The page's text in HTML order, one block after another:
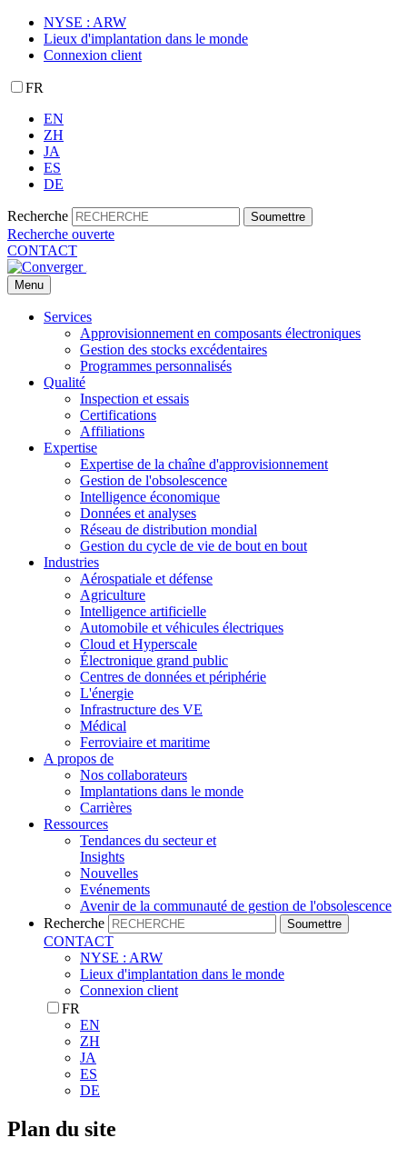
NYSE : ARW
Lieux d'implantation dans le monde
Connexion client
FR
EN
ZH
JA
ES
DE
Recherche Soumettre
Recherche ouverte
CONTACT
Menu
Services
Approvisionnement en composants électroniques
Gestion des stocks excédentaires
Programmes personnalisés
Qualité
Inspection et essais
Certifications
Affiliations
Expertise
Expertise de la chaîne d'approvisionnement
Gestion de l'obsolescence
Intelligence économique
Données et analyses
Réseau de distribution mondial
Gestion du cycle de vie de bout en bout
Industries
Aérospatiale et défense
Agriculture
Intelligence artificielle
Automobile et véhicules électriques
Cloud et Hyperscale
Électronique grand public
Centres de données et périphérie
L'énergie
Infrastructure des VE
Médical
Ferroviaire et maritime
A propos de
Nos collaborateurs
Implantations dans le monde
Carrières
Ressources
Tendances du secteur et
Insights
Nouvelles
Evénements
Avenir de la communauté de gestion de l'obsolescence
Recherche
Soumettre
CONTACT
NYSE : ARW
Lieux d'implantation dans le monde
Connexion client
FR
EN
ZH
JA
ES
DE
Plan du site